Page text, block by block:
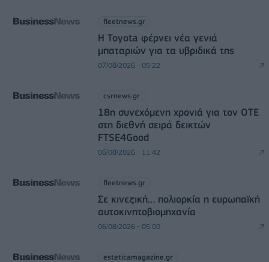
fleetnews.gr
Η Toyota φέρνει νέα γενιά
μπαταριών για τα υβριδικά της
07/08/2026 - 05:22
csrnews.gr
18η συνεχόμενη χρονιά για τον ΟΤΕ
στη διεθνή σειρά δεικτών
FTSE4Good
06/08/2026 - 11:42
fleetnews.gr
Σε κινεζική… πολιορκία η ευρωπαϊκή
αυτοκινητοβιομηχανία
06/08/2026 - 05:00
esteticamagazine.gr